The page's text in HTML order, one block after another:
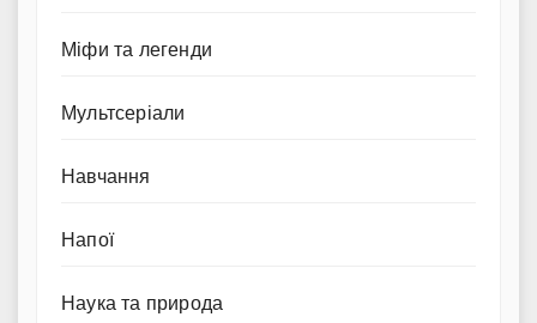
Міфи та легенди
Мультсеріали
Навчання
Напої
Наука та природа